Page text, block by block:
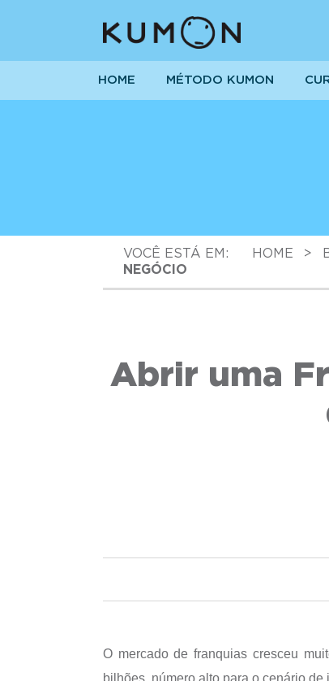
HOME MÉTODO KUMON
VOCÊ ESTÁ EM: HOME >
NEGÓCIO
Abrir uma
O mercado de franquias cresceu
bilhões, número alto para o cenário